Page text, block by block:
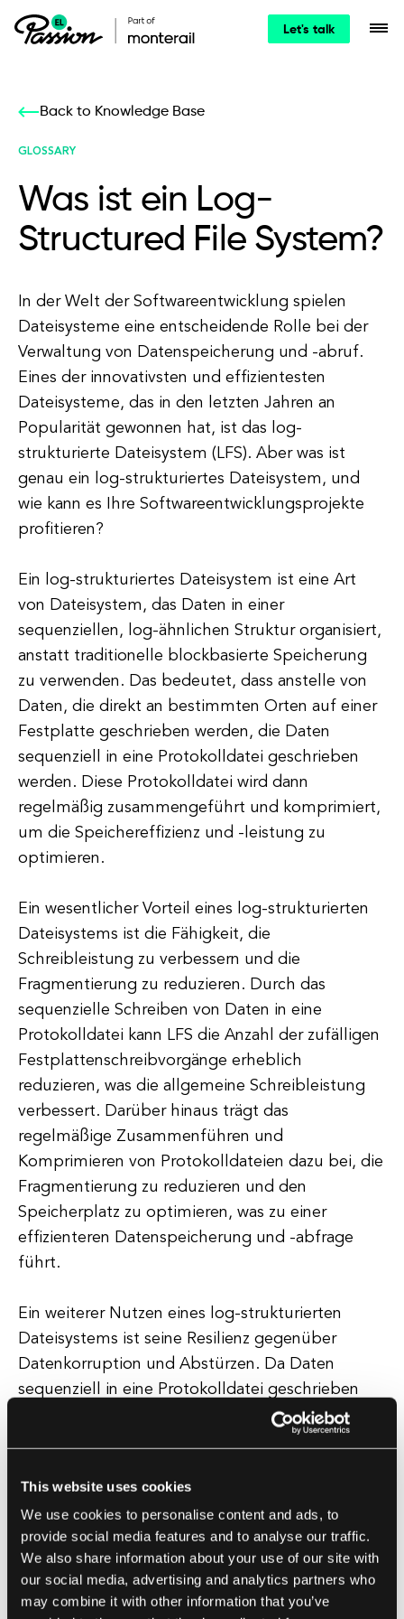
This website uses cookies
We use cookies to personalise content and ads, to
provide social media features and to analyse our traffic.
We also share information about your use of our site with
our social media, advertising and analytics partners who
may combine it with other information that you’ve
Let's talk
Back to Knowledge Base
GLOSSARY
Was ist ein Log-
Structured File System?
In der Welt der Softwareentwicklung spielen
Dateisysteme eine entscheidende Rolle bei der
Verwaltung von Datenspeicherung und -abruf.
Eines der innovativsten und effizientesten
Dateisysteme, das in den letzten Jahren an
Popularität gewonnen hat, ist das log-
strukturierte Dateisystem (LFS). Aber was ist
genau ein log-strukturiertes Dateisystem, und
wie kann es Ihre Softwareentwicklungsprojekte
profitieren?
Ein log-strukturiertes Dateisystem ist eine Art
von Dateisystem, das Daten in einer
sequenziellen, log-ähnlichen Struktur organisiert,
anstatt traditionelle blockbasierte Speicherung
zu verwenden. Das bedeutet, dass anstelle von
Daten, die direkt an bestimmten Orten auf einer
Festplatte geschrieben werden, die Daten
sequenziell in eine Protokolldatei geschrieben
werden. Diese Protokolldatei wird dann
regelmäßig zusammengeführt und komprimiert,
um die Speichereffizienz und -leistung zu
optimieren.
Ein wesentlicher Vorteil eines log-strukturierten
Dateisystems ist die Fähigkeit, die
Schreibleistung zu verbessern und die
Fragmentierung zu reduzieren. Durch das
sequenzielle Schreiben von Daten in eine
Protokolldatei kann LFS die Anzahl der zufälligen
Festplattenschreibvorgänge erheblich
reduzieren, was die allgemeine Schreibleistung
verbessert. Darüber hinaus trägt das
regelmäßige Zusammenführen und
Komprimieren von Protokolldateien dazu bei, die
Fragmentierung zu reduzieren und den
Speicherplatz zu optimieren, was zu einer
effizienteren Datenspeicherung und -abfrage
führt.
Ein weiterer Nutzen eines log-strukturierten
Dateisystems ist seine Resilienz gegenüber
Datenkorruption und Abstürzen. Da Daten
sequenziell in eine Protokolldatei geschrieben
werden, ist es einfacher, sich von Abstürzen oder
Datenkorruption zu erholen. Im Falle eines
Protokolldatei wiedergeben, um das System in
einen konsistenten Zustand wiederherzustellen
und die Datenintegrität und -zuverlässigkeit zu
gewährleisten.